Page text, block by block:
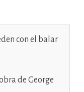
con el balar
de George